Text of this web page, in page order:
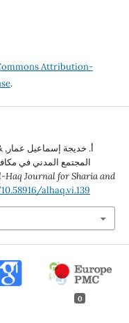
Attribution-
.
المجتمع المدني في
Haq Journal for Sharia and
alhaq.vi.139
0